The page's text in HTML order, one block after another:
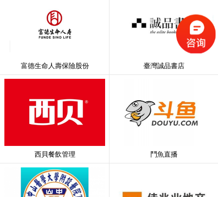
富德生命人壽保險股份 臺灣誠品書店
西貝餐飲管理 鬥魚直播